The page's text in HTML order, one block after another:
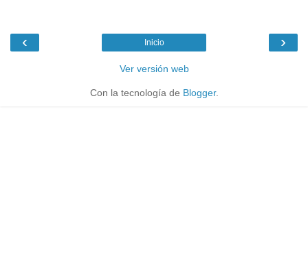
‹ ›
Inicio
Ver versión web
Con la tecnología de Blogger.